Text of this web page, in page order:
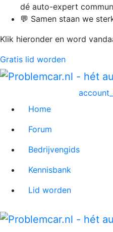
dé auto-expert
💬 Samen staan we
Klik hieronder en word
Gratis lid worden
Home
Forum
Bedrijvengids
Kennisbank
Lid worden